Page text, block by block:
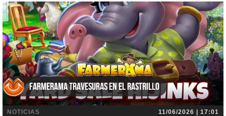
Farmerama Travesuras en el rastrillo
NOTICIAS
11/06/2026 | 17:01